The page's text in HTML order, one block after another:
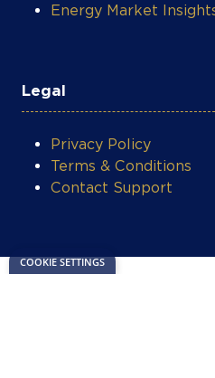
Terms & Conditions
Contact Support